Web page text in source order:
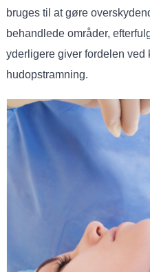
bruges til at gøre
behandlede områder,
yderligere giver fordelen ved
hudopstramning.